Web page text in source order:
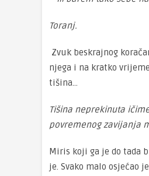
Toranj.
Zvuk beskrajnog
njega i na kratko
tišina…
Tišina neprekinuta
povremenog zavijanja
Miris koji ga je do tada
je. Svako malo osjećao